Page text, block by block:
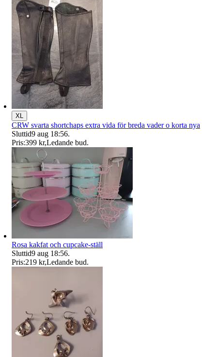
XL
CRW svarta shortchaps extra vida för breda vader o korta nya
Sluttid9 aug 18:56.
Pris:399 kr,Ledande bud.
Rosa kakfat och cupcake-ställ
Sluttid9 aug 18:56.
Pris:219 kr,Ledande bud.